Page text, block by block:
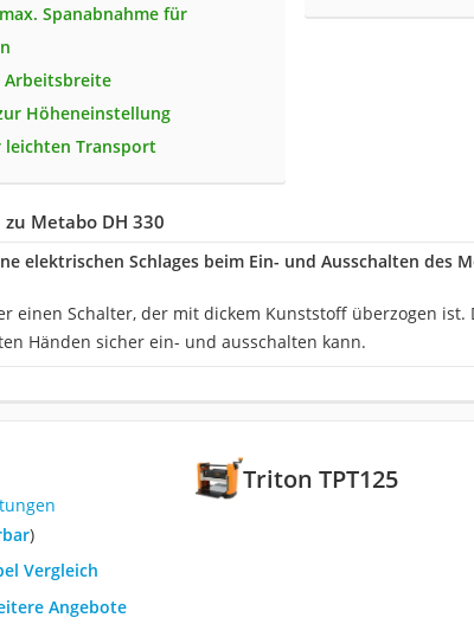
Spanabnahme für
Arbeitsbreite
Höheneinstellung
Transport
Metabo DH 330
elektrischen Schlages beim Ein- und Ausschalten des
einen Schalter, der mit dickem Kunststoff überzogen ist.
Händen sicher ein- und ausschalten kann.
Triton TPT125
)
Vergleich
Angebote